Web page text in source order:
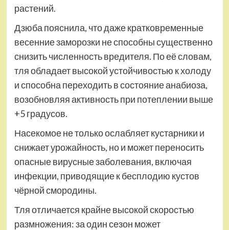
растений.
Дзюба пояснила, что даже кратковременные
весенние заморозки не способны существенно
снизить численность вредителя. По её словам,
тля обладает высокой устойчивостью к холоду
и способна переходить в состояние анабиоза,
возобновляя активность при потеплении выше
+5 градусов.
Насекомое не только ослабляет кустарники и
снижает урожайность, но и может переносить
опасные вирусные заболевания, включая
инфекции, приводящие к бесплодию кустов
чёрной смородины.
Тля отличается крайне высокой скоростью
размножения: за один сезон может